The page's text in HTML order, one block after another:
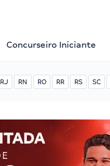
Concurseiro Iniciante
RJ RN RO RR RS SC